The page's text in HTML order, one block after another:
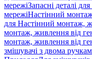
мережіЗапасні деталі
мережіНастінний
для Настінний монтаж,
монтаж, живлення від
монтаж, живлення від
змішувачі з двома